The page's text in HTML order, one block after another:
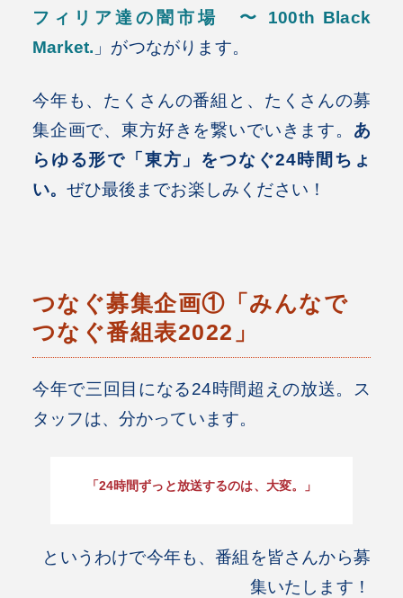
フィリア達の闇市場 〜 100th Black
Market. 」がつながります。
今年も、たくさんの番組と、たくさんの募
集企画で、東方好きを繋いでいきます。 あ
らゆる形で「東方」をつなぐ24時間ちょ
い。ぜひ最後までお楽しみください！
つなぐ募集企画①「みんなで
つなぐ番組表2022」
今年で三回目になる24時間超えの放送。ス
タッフは、分かっています。
「24時間ずっと放送するのは、大変。」
というわけで今年も、番組を皆さんから募
集いたします！